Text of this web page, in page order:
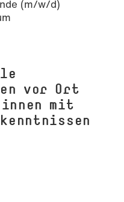
(m/w/d)
vor Ort
mit